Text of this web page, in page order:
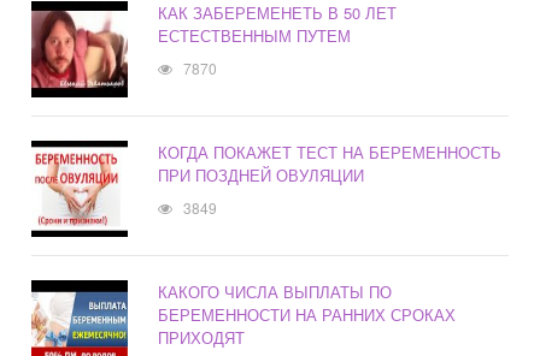
КАК ЗАБЕРЕМЕНЕТЬ В 50 ЛЕТ
ЕСТЕСТВЕННЫМ ПУТЕМ
7870
КОГДА ПОКАЖЕТ ТЕСТ НА БЕРЕМЕННОСТЬ
ПРИ ПОЗДНЕЙ ОВУЛЯЦИИ
3849
КАКОГО ЧИСЛА ВЫПЛАТЫ ПО
БЕРЕМЕННОСТИ НА РАННИХ СРОКАХ
ПРИХОДЯТ